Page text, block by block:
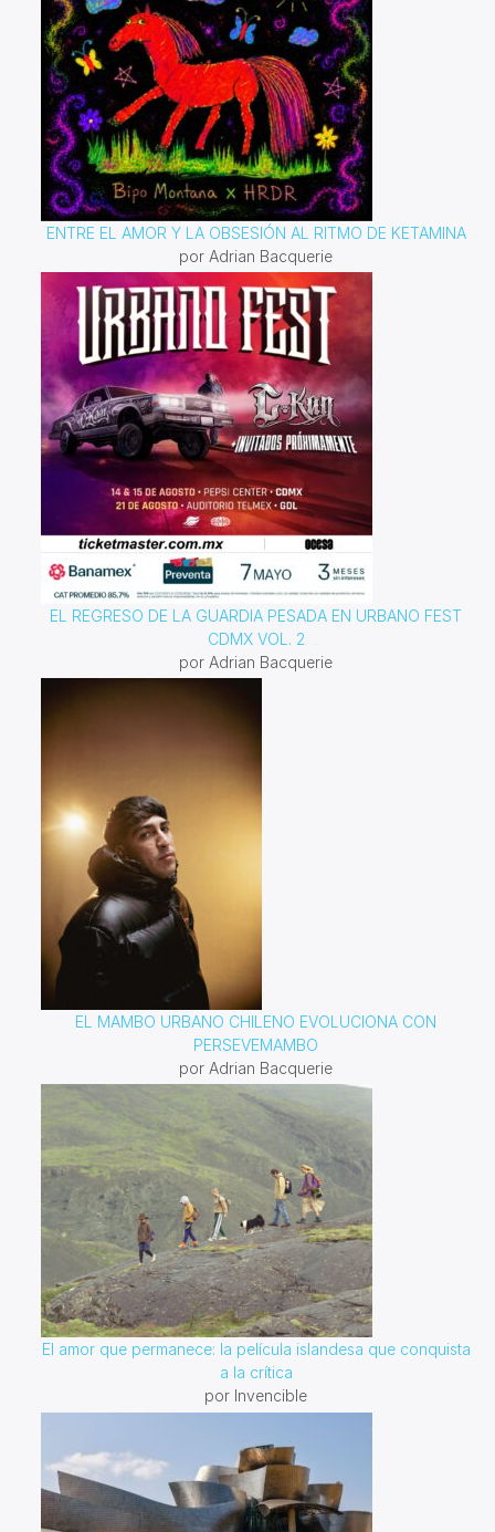
ENTRE EL AMOR Y LA OBSESIÓN AL RITMO DE KETAMINA
por Adrian Bacquerie
EL REGRESO DE LA GUARDIA PESADA EN URBANO FEST
CDMX VOL. 2
por Adrian Bacquerie
EL MAMBO URBANO CHILENO EVOLUCIONA CON
PERSEVEMAMBO
por Adrian Bacquerie
El amor que permanece: la película islandesa que conquista
a la crítica
por Invencible